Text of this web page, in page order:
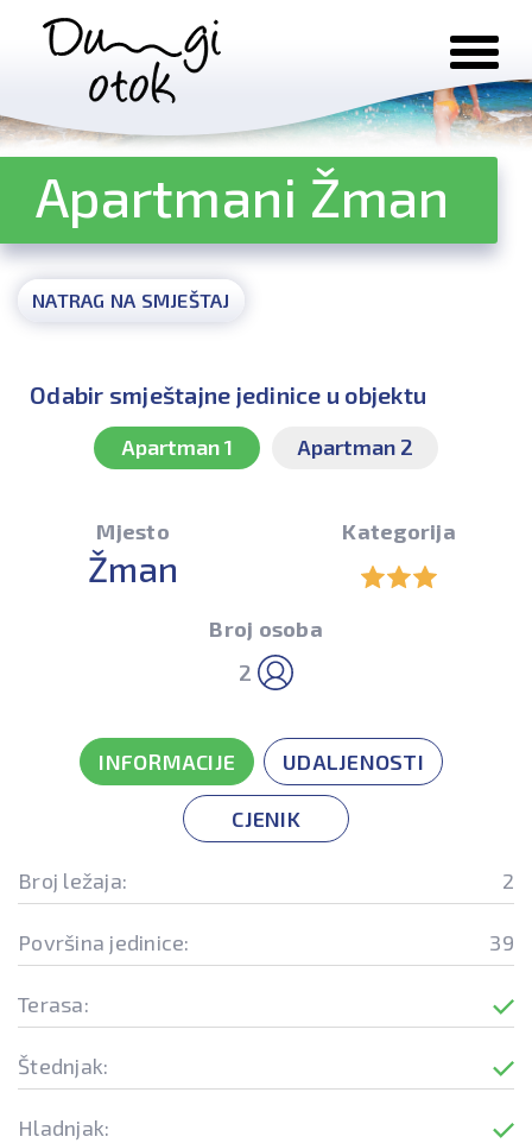
Preskoči na sadržaj
Apartmani Žman
NATRAG NA SMJEŠTAJ
Odabir smještajne jedinice u objektu
Apartman 1 Apartman 2
Mjesto
Žman
Kategorija
Broj osoba
2
INFORMACIJE UDALJENOSTI
CJENIK
Broj ležaja: 2
Površina jedinice: 39
Terasa:
Štednjak:
Hladnjak: